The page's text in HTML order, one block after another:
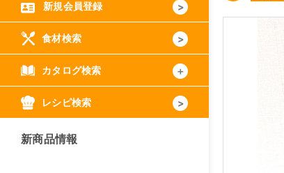
新規会員登録
食材検索
カタログ検索
レシピ検索
新商品情報